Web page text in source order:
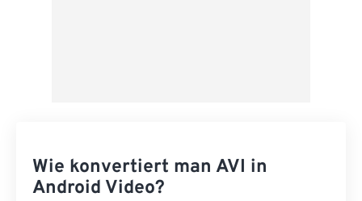
Wie konvertiert man AVI in
Android Video?